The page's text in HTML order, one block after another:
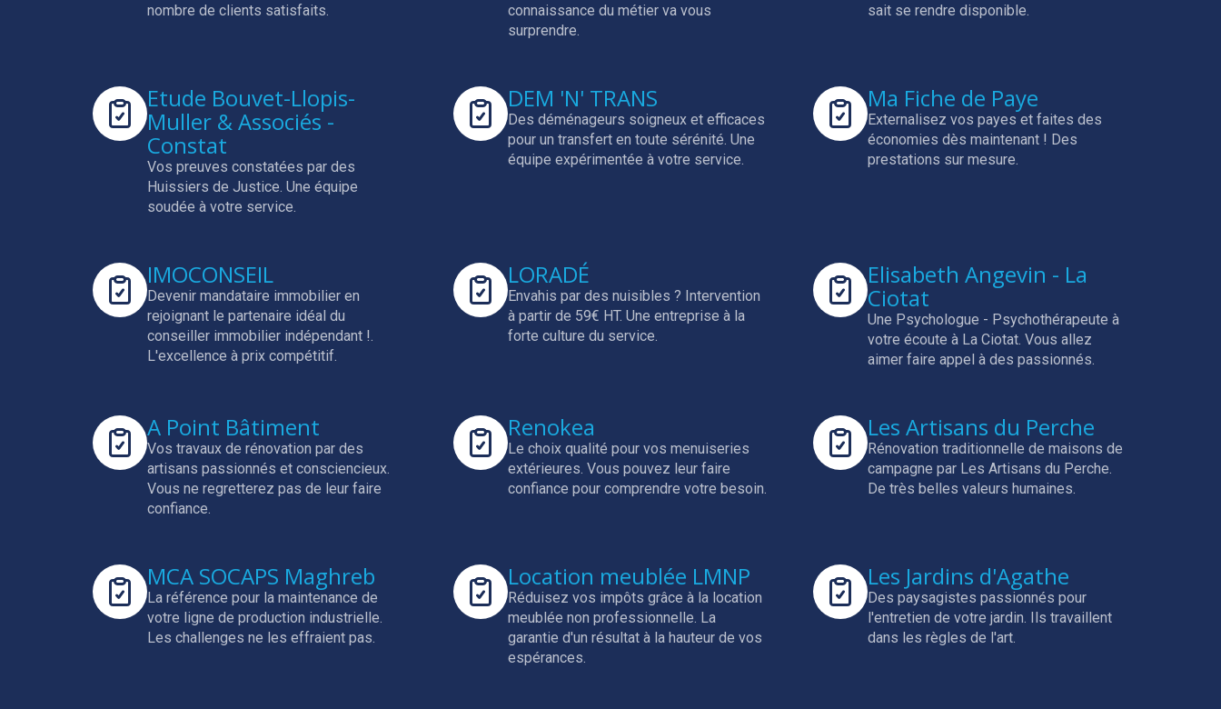
nombre de clients satisfaits.
connaissance du métier va vous
surprendre.
sait se rendre disponible.
Etude Bouvet-Llopis-
Muller & Associés -
Constat
Vos preuves constatées par des
Huissiers de Justice. Une équipe
soudée à votre service.
DEM 'N' TRANS
Des déménageurs soigneux et efficaces
pour un transfert en toute sérénité. Une
équipe expérimentée à votre service.
Ma Fiche de Paye
Externalisez vos payes et faites des
économies dès maintenant ! Des
prestations sur mesure.
IMOCONSEIL
Devenir mandataire immobilier en
rejoignant le partenaire idéal du
conseiller immobilier indépendant !.
L'excellence à prix compétitif.
LORADÉ
Envahis par des nuisibles ? Intervention
à partir de 59€ HT. Une entreprise à la
forte culture du service.
Elisabeth Angevin - La
Ciotat
Une Psychologue - Psychothérapeute à
votre écoute à La Ciotat.Vous allez
aimer faire appel à des passionnés.
A Point Bâtiment
Vos travaux de rénovation par des
artisans passionnés et consciencieux.
Vous ne regretterez pas de leur faire
confiance.
Renokea
Le choix qualité pour vos menuiseries
extérieures. Vous pouvez leur faire
confiance pour comprendre votre besoin.
Les Artisans du Perche
Rénovation traditionnelle de maisons de
campagne par Les Artisans du Perche.
De très belles valeurs humaines.
MCA SOCAPS Maghreb
La référence pour la maintenance de
votre ligne de production industrielle.
Les challenges ne les effraient pas.
Location meublée LMNP
Réduisez vos impôts grâce à la location
meublée non professionnelle. La
garantie d'un résultat à la hauteur de vos
espérances.
Les Jardins d'Agathe
Des paysagistes passionnés pour
l'entretien de votre jardin. Ils travaillent
dans les règles de l'art.